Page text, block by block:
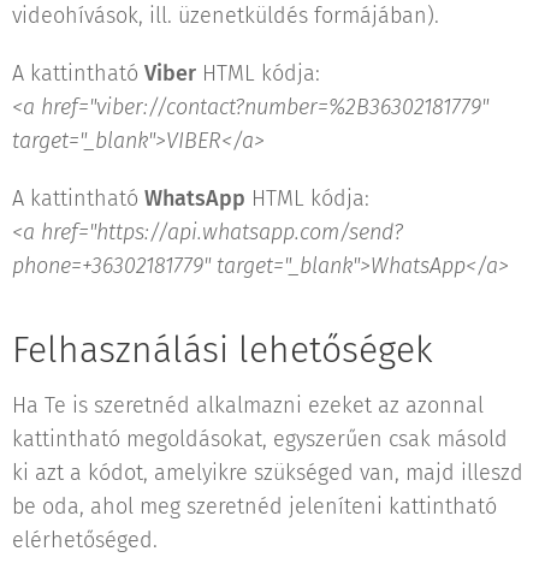
videohívások, ill. üzenetküldés formájában).
A kattintható Viber HTML kódja:
<a href="viber://contact?number=%2B36302181779"
target="_blank">VIBER</a>
A kattintható WhatsApp HTML kódja:
<a href="https://api.whatsapp.com/send?
phone=+36302181779" target="_blank">WhatsApp</a>
Felhasználási lehetőségek
Ha Te is szeretnéd alkalmazni ezeket az azonnal
kattintható megoldásokat, egyszerűen csak másold
ki azt a kódot, amelyikre szükséged van, majd illeszd
be oda, ahol meg szeretnéd jeleníteni kattintható
elérhetőséged.